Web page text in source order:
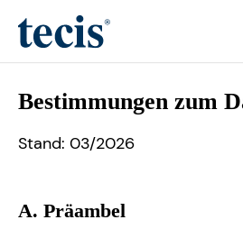
Bestimmungen zum
Stand: 03/2026
A. Präambel